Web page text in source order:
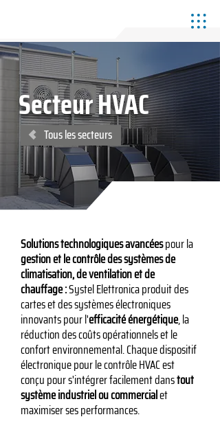
Secteur HVAC
Tous les secteurs
Solutions technologiques avancéespour la
gestion et le contrôle des systèmes de
climatisation, de ventilation et de
chauffage :Systel Elettronica produit des
cartes et des systèmes électroniques
innovants pour l'efficacité énergétique, la
réduction des coûts opérationnels et le
confort environnemental. Chaque dispositif
électronique pour le contrôle HVAC est
conçu pour s'intégrer facilement danstout
système industriel ou commercialet
maximiser ses performances.